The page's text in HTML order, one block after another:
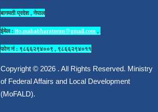
बागमती प्रदेश , नेपाल
ईमेल : ito.mahabharatmun@gmail.com,
फोन नं : ९८६६२९४००९ , ९८६६२९४०११
Copyright © 2026 . All Rights Reserved. Ministry
of Federal Affairs and Local Development
(MoFALD).